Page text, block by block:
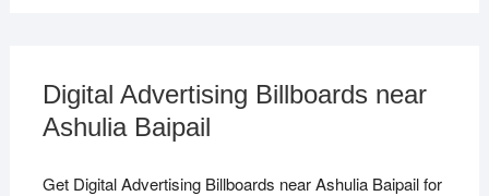
Digital Advertising Billboards near
Ashulia Baipail
Get Digital Advertising Billboards near Ashulia Baipail for